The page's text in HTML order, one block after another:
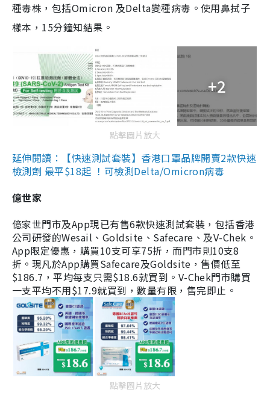
種毒株，包括Omicron 及Delta變種病毒。使用鼻拭子
樣本，15分鐘知結果。
+2
點擊圖片放大
延伸閱讀：【快速測試套裝】香港口罩品牌開賣2款快速
檢測劑 最平$18起 ！可檢測Delta/Omicron病毒
億世家
億家世門市及App現已有售6款快速測試套裝，包括香港
公司研發的Wesail、Goldsite、Safecare、及V-Chek。
App限定優惠，購買10支可享75折，而門市則10支8
折。現凡於App購買Safecare及Goldsite，售價低至
$186.7，平均每支只需$18.6就買到。V-Chek門市購買
一支平均不用$17.9就買到，數量有限，售完即止。
點擊圖片放大